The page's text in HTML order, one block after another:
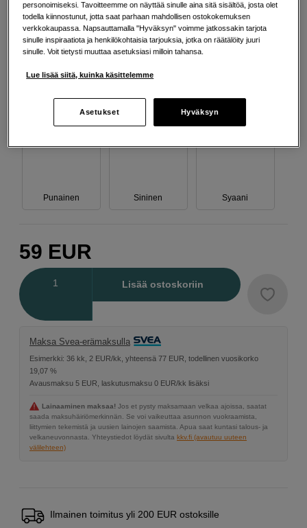
Magenta Matta musta Photo cyan
Punainen Sininen Syaani
59 EUR
Lisää ostoskoriin
Maksa Svea-erämaksulla
Esimerkki: 36 kk, 2 EUR/kk, yhteensä 77 EUR, todellinen vuosikorko
19,07 %
Avausmaksu 5 EUR, laskutusmaksu 0 EUR/kk lisäksi
Lainaaminen maksaa! Jos et pysty maksamaan velkaa ajoissa, saatat
saada maksuhäiriömerkinnän. Se voi vaikeuttaa asunnon vuokraamista,
liittymien tekemistä ja uusien lainojen saamista. Apua saat kuntasi talous- ja
velkaneuvonnasta. Yhteystiedot löydät sivulta kkv.fi (avautuu uuteen
välilehteen)
Ilmainen toimitus yli 200 EUR ostoksille
personoimiseksi. Tavoitteemme on näyttää sinulle aina sitä sisältöä, josta olet
todella kiinnostunut, jotta saat parhaan mahdollisen ostokokemuksen
verkkokaupassa. Napsauttamalla "Hyväksyn" voimme jatkossakin tarjota
sinulle inspiraatiota ja henkilökohtaisia tarjouksia, jotka on räätälöity juuri
sinulle. Voit tietysti muuttaa asetuksiasi milloin tahansa.
Lue lisää siitä, kuinka käsittelemme
Asetukset Hyväksyn